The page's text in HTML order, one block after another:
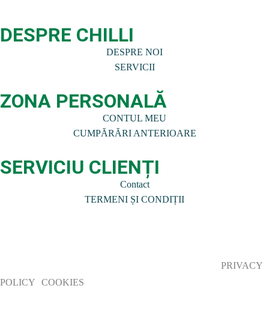
DESPRE CHILLI
DESPRE NOI
SERVICII
ZONA PERSONALĂ
CONTUL MEU
CUMPĂRĂRI ANTERIOARE
SERVICIU CLIENȚI
Contact
TERMENI ȘI CONDIȚII
PRIVACY
POLICY
COOKIES